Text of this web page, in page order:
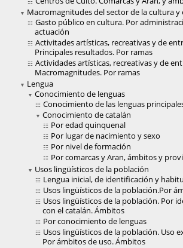
Macromagnitudes del sector de la cultura y
Gasto público en cultura. Por
actuación
Activitades artísticas, recreativas y de
Principales resultados. Por ramas
Actividades artísticas, recreativas y de
Macromagnitudes. Por ramas
Lengua
Conocimiento de lenguas
Conocimiento de las lenguas
Conocimiento de catalán
Por edad quinquenal
Por lugar de nacimiento y sexo
Por nivel de formación
Por comarcas y Aran, ámbitos y
Usos lingüísticos de la población
Lengua inicial, de identificación y
Usos lingüísticos de la población.Por
Usos lingüísticos de la población. Por
con el catalán. Ámbitos
Por conocimiento de lenguas
Usos lingüísticos de la población. Uso
Por ámbitos de uso. Ámbitos